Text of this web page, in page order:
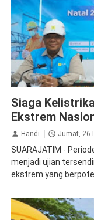
Siaga
Ekstrem
Handi Jumat, 26
SUARAJATIM -
menjadi ujian
ekstrem yang